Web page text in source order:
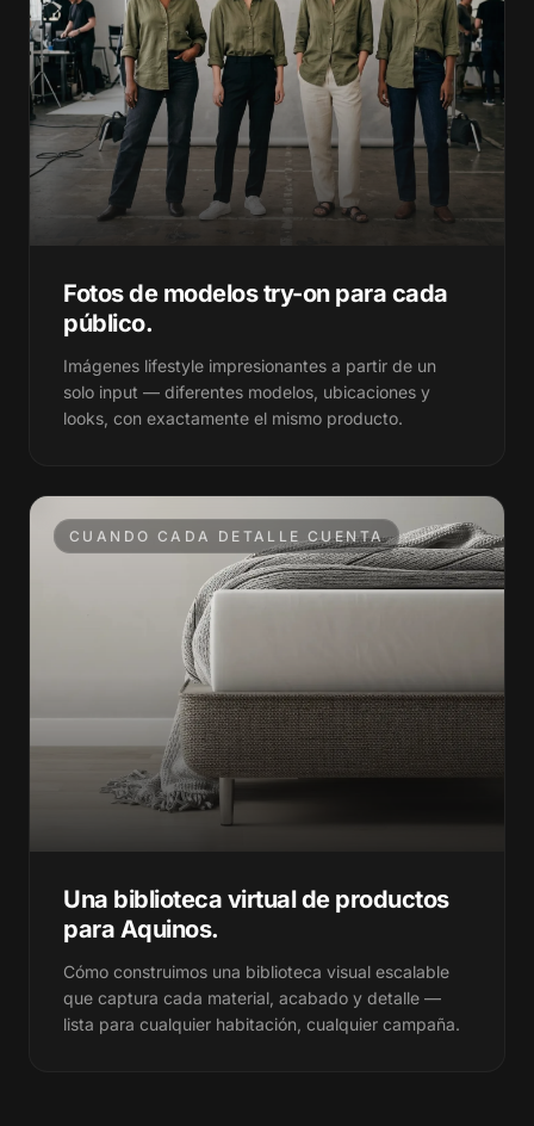
Fotos de modelos try-on para cada
público.
Imágenes lifestyle impresionantes a partir de un
solo input — diferentes modelos, ubicaciones y
looks, con exactamente el mismo producto.
CUANDO CADA DETALLE CUENTA
Una biblioteca virtual de productos
para Aquinos.
Cómo construimos una biblioteca visual escalable
que captura cada material, acabado y detalle —
lista para cualquier habitación, cualquier campaña.
14+
1M+
12+
47+
98+
203+
812+
120+
330+
9+
2M+
640+
14+
1M+
12+
98+
203+
812+
1.2K
120+
330+
2M+
640+
75+
75+
310+
14+
1M+
12+
47+
203+
1.2K
5K+
120+
330+
9+
2M+
75+
310+
14+
12+
47+
203+
560+
1.2K
5K+
330+
9+
2M+